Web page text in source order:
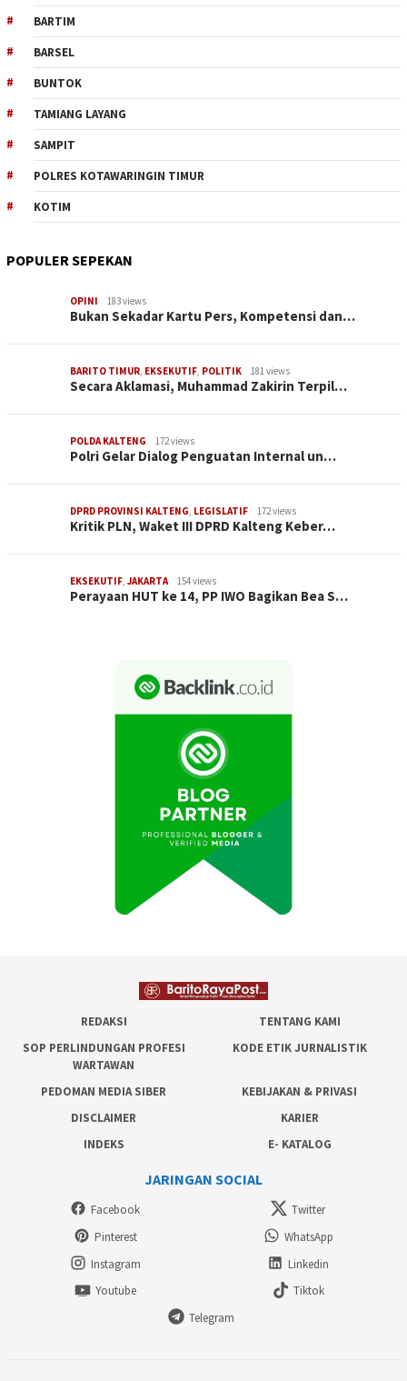
BARTIM
BARSEL
BUNTOK
TAMIANG LAYANG
SAMPIT
POLRES KOTAWARINGIN TIMUR
KOTIM
POPULER SEPEKAN
OPINI 183 views
Bukan Sekadar Kartu Pers, Kompetensi dan…
BARITO TIMUR, EKSEKUTIF, POLITIK 181 views
Secara Aklamasi, Muhammad Zakirin Terpil…
POLDA KALTENG 172 views
Polri Gelar Dialog Penguatan Internal un…
DPRD PROVINSI KALTENG, LEGISLATIF 172 views
Kritik PLN, Waket III DPRD Kalteng Keber…
EKSEKUTIF, JAKARTA 154 views
Perayaan HUT ke 14, PP IWO Bagikan Bea S…
REDAKSI
TENTANG KAMI
SOP PERLINDUNGAN PROFESI
WARTAWAN
KODE ETIK JURNALISTIK
PEDOMAN MEDIA SIBER
KEBIJAKAN & PRIVASI
DISCLAIMER
KARIER
INDEKS
E- KATALOG
JARINGAN SOCIAL
Facebook
Twitter
Pinterest
WhatsApp
Instagram
Linkedin
Youtube
Tiktok
Telegram